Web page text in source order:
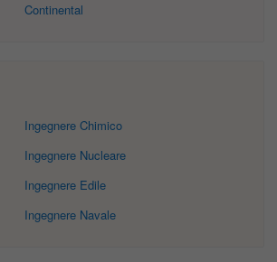
Continental
Ingegnere Chimico
Ingegnere Nucleare
Ingegnere Edile
Ingegnere Navale